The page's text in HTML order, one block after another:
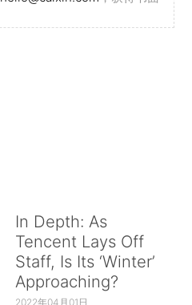
In Depth: As
Tencent Lays Off
Staff, Is Its ‘Winter’
Approaching?
2022年04月01日